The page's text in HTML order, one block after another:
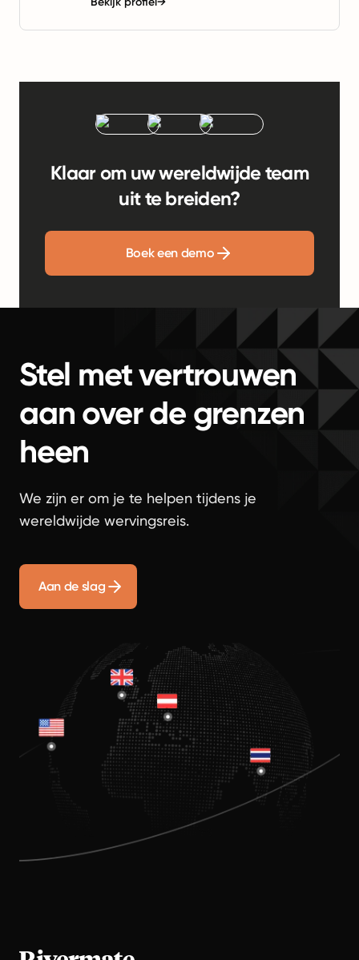
Klaar om uw wereldwijde team
uit te breiden?
Boek een demo
Stel met vertrouwen
aan over de grenzen
heen
We zijn er om je te helpen tijdens je
wereldwijde wervingsreis.
Aan de slag